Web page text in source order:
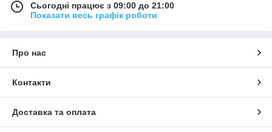
Сьогодні працює з 09:00 до 21:00
Показати весь графік роботи
Про нас
Контакти
Доставка та оплата